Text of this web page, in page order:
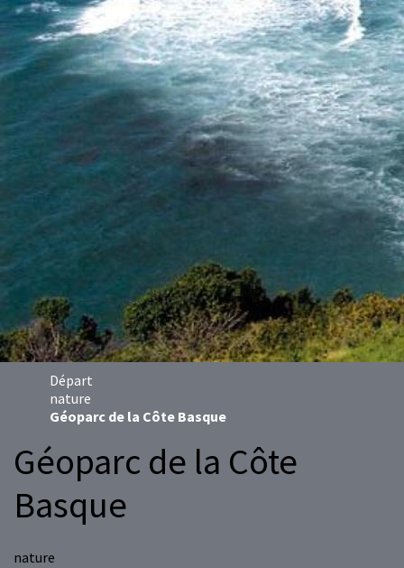
Départ
nature
Géoparc de la Côte Basque
Géoparc de la Côte
Basque
nature